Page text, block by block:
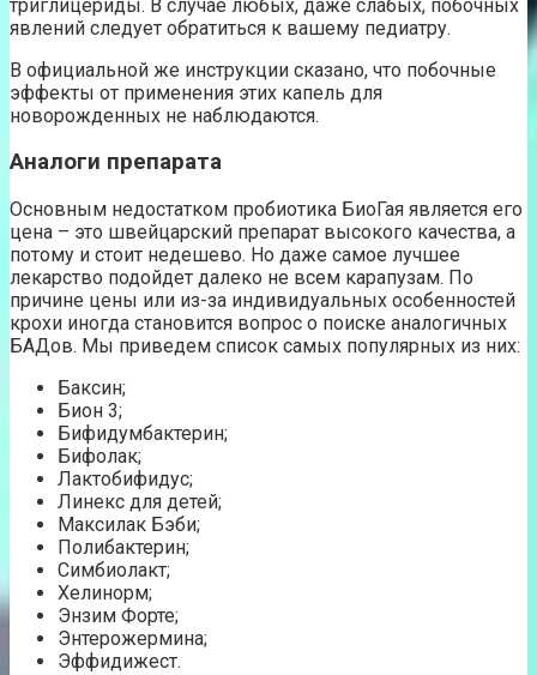
триглицериды. В случае любых, даже слабых, побочных
явлений следует обратиться к вашему педиатру.
В официальной же инструкции сказано, что побочные
эффекты от применения этих капель для
новорожденных не наблюдаются.
Аналоги препарата
Основным недостатком пробиотика БиоГая является его
цена – это швейцарский препарат высокого качества, а
потому и стоит недешево. Но даже самое лучшее
лекарство подойдет далеко не всем карапузам. По
причине цены или из-за индивидуальных особенностей
крохи иногда становится вопрос о поиске аналогичных
БАДов. Мы приведем список самых популярных из них:
Баксин;
Бион 3;
Бифидумбактерин;
Бифолак;
Лактобифидус;
Линекс для детей;
Максилак Бэби;
Полибактерин;
Симбиолакт;
Хелинорм;
Энзим Форте;
Энтерожермина;
Эффидижест.